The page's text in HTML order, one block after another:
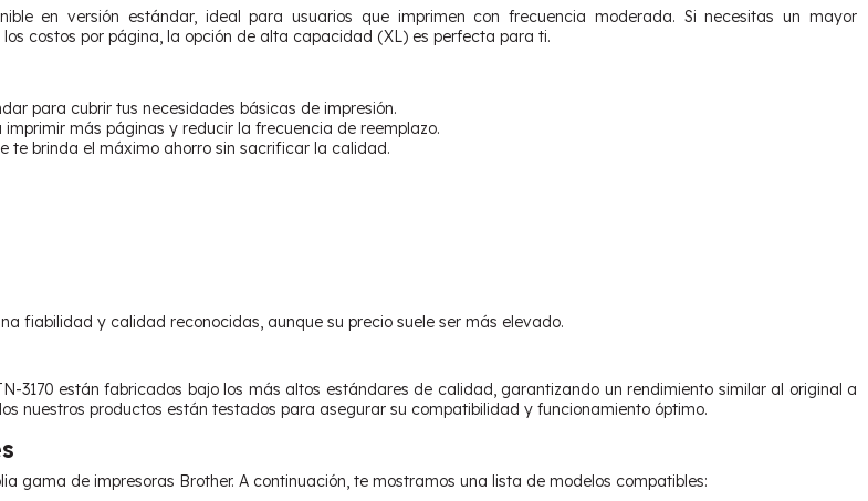
en versión estándar, ideal para usuarios que imprimen con frecuencia moderada. Si necesitas un mayor
costos por página, la opción de alta capacidad (XL) es perfecta para ti.
para cubrir tus necesidades básicas de impresión.
imprimir más páginas y reducir la frecuencia de reemplazo.
te brinda el máximo ahorro sin sacrificar la calidad.
fiabilidad y calidad reconocidas, aunque su precio suele ser más elevado.
3170 están fabricados bajo los más altos estándares de calidad, garantizando un rendimiento similar al original a
nuestros productos están testados para asegurar su compatibilidad y funcionamiento óptimo.
gama de impresoras Brother. A continuación, te mostramos una lista de modelos compatibles: